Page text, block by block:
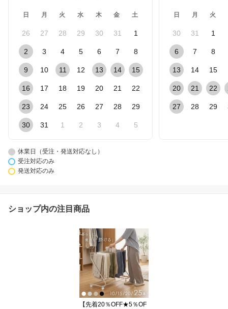
日 月 火 水 木 金 土
26 27 28 29 30 31 1
2 3 4 5 6 7 8
9 10 11 12 13 14 15
16 17 18 19 20 21 22
23 24 25 26 27 28 29
30 31 1 2 3 4 5
日 月 火
30 31 1
6 7 8
13 14 15
20 21 22
27 28 29
休業日（受注・発送対応なし）
受注対応のみ
発送対応のみ
ショップ内の注目商品
【先着20％OFF★5％OF